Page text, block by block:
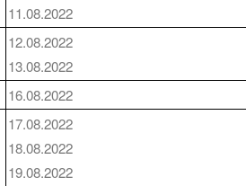
11.08.2022
12.08.2022
13.08.2022
16.08.2022
17.08.2022
18.08.2022
19.08.2022